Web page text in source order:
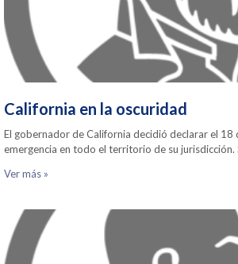
California en la oscuridad
El gobernador de California decidió declarar el 18
emergencia en todo el territorio de su jurisdicción.
Ver más »